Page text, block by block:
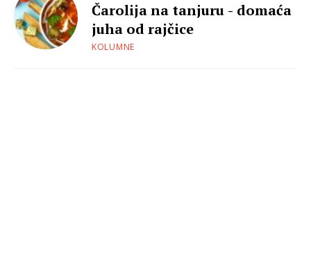
Čarolija na tanjuru - domaća
juha od rajčice
KOLUMNE